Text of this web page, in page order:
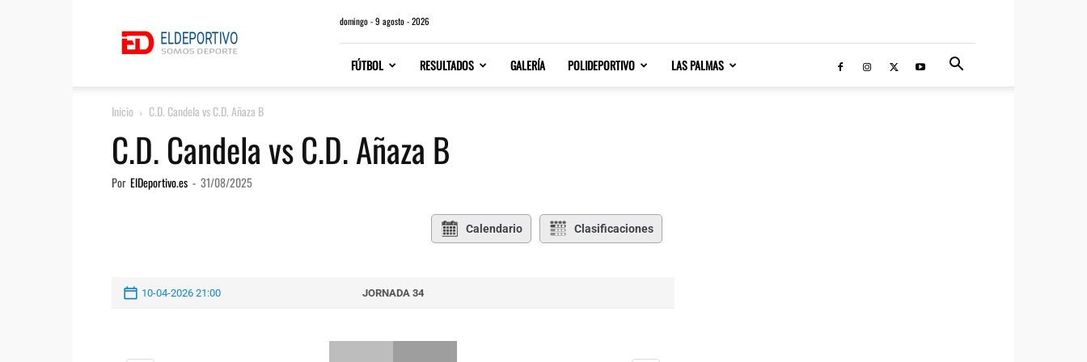
domingo - 9 agosto - 2026
FÚTBOL RESULTADOS GALERÍA POLIDEPORTIVO LAS PALMAS
Inicio C.D. Candela vs C.D. Añaza B
C.D. Candela vs C.D. Añaza B
Por ElDeportivo.es - 31/08/2025
Calendario Clasificaciones
10-04-2026 21:00 JORNADA 34